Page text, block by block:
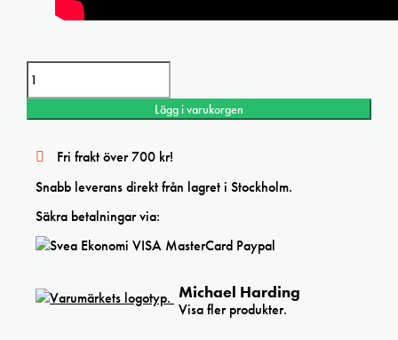
Michael
Harding
Raw
Sienna
mängd
Lägg i varukorgen
Fri frakt över 700 kr!
Snabb leverans direkt från lagret i Stockholm.
Säkra betalningar via:
Michael Harding
Visa fler produkter.